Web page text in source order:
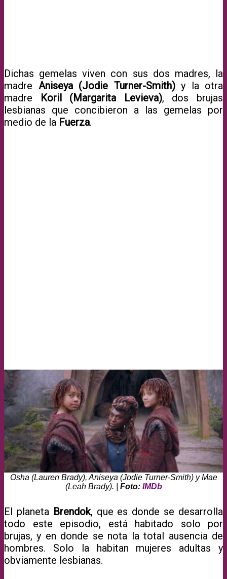
Dichas gemelas viven con sus dos madres, la
madre Aniseya (Jodie Turner-Smith)y la otra
madre Koril (Margarita Levieva), dos brujas
lesbianas que concibieron a las gemelas por
medio de la Fuerza.
Osha (Lauren Brady), Aniseya (Jodie Turner-Smith) y Mae
(Leah Brady). | Foto: IMDb
El planeta Brendok, que es donde se desarrolla
todo este episodio, está habitado solo por
brujas, y en donde se nota la total ausencia de
hombres. Solo la habitan mujeres adultas y
obviamente lesbianas.